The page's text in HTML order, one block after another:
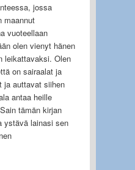
jossa
maannut
vuoteellaan
olen vienyt hänen
leikattavaksi. Olen
on sairaalat ja
ja auttavat siihen
antaa heille
tämän kirjan
ystävä lainasi sen